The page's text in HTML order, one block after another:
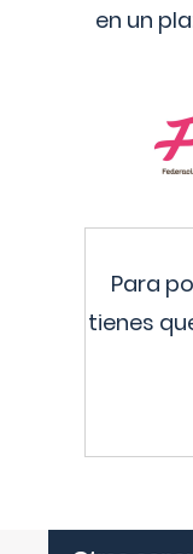
en un
Para
tienes